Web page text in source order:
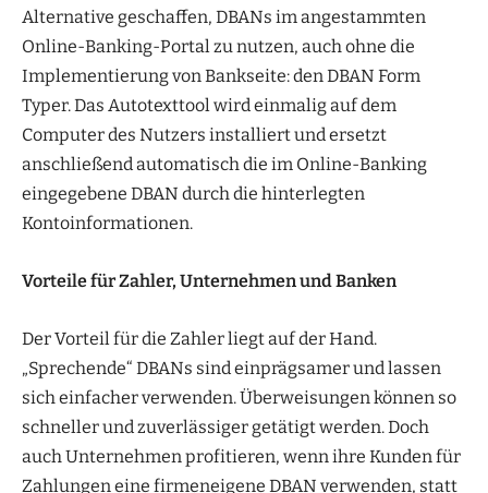
Alternative geschaffen, DBANs im angestammten
Online-Banking-Portal zu nutzen, auch ohne die
Implementierung von Bankseite: den DBAN Form
Typer. Das Autotexttool wird einmalig auf dem
Computer des Nutzers installiert und ersetzt
anschließend automatisch die im Online-Banking
eingegebene DBAN durch die hinterlegten
Kontoinformationen.
Vorteile für Zahler, Unternehmen und Banken
Der Vorteil für die Zahler liegt auf der Hand.
„Sprechende“ DBANs sind einprägsamer und lassen
sich einfacher verwenden. Überweisungen können so
schneller und zuverlässiger getätigt werden. Doch
auch Unternehmen profitieren, wenn ihre Kunden für
Zahlungen eine firmeneigene DBAN verwenden, statt